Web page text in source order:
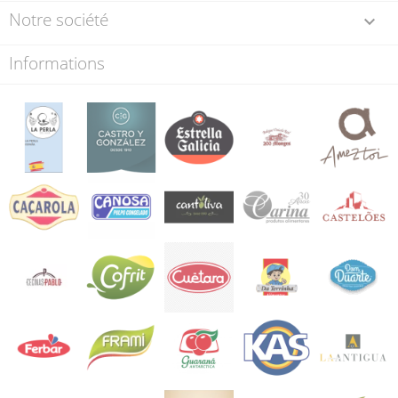
Notre société 
Informations